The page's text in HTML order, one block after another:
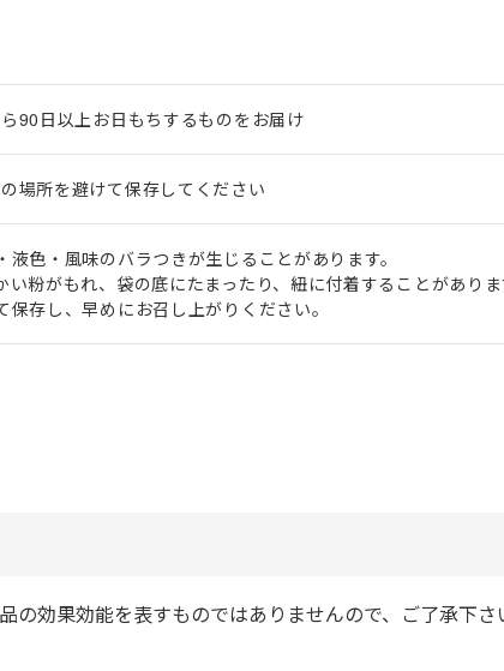
注ぎ3分置いた場合、抽出液100g当たり。
示しています。（カフェイン）
90日以上お日もちするものをお届け
場所を避けて保存してください
色・風味のバラつきが生じることがあります。
粉がもれ、袋の底にたまったり、紐に付着することがありま
存し、早めにお召し上がりください。
効果効能を表すものではありませんので、ご了承下さ